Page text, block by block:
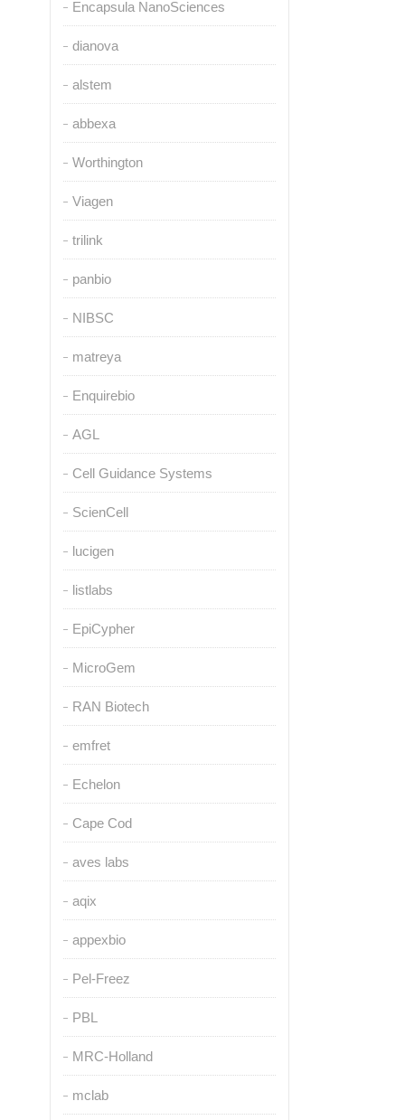
Encapsula NanoSciences
dianova
alstem
abbexa
Worthington
Viagen
trilink
panbio
NIBSC
matreya
Enquirebio
AGL
Cell Guidance Systems
ScienCell
lucigen
listlabs
EpiCypher
MicroGem
RAN Biotech
emfret
Echelon
Cape Cod
aves labs
aqix
appexbio
Pel-Freez
PBL
MRC-Holland
mclab